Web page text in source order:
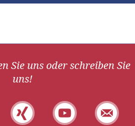
Sie uns oder schreiben Sie
uns!